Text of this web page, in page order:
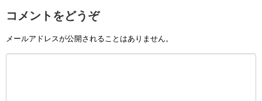
コメントをどうぞ
メールアドレスが公開されることはありません。